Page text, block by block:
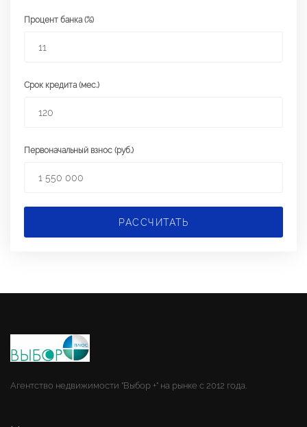
Процент банка (%)
Срок кредита (мес.)
Первоначальный взнос (руб.)
РАССЧИТАТЬ
Агентство недвижимости "Выбор +" на рынке с 2012 года.